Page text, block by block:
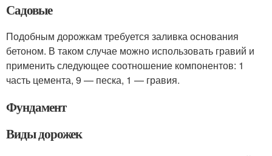
Садовые
Подобным дорожкам требуется заливка основания
бетоном. В таком случае можно использовать гравий и
применить следующее соотношение компонентов: 1
часть цемента, 9 — песка, 1 — гравия.
Фундамент
Виды дорожек